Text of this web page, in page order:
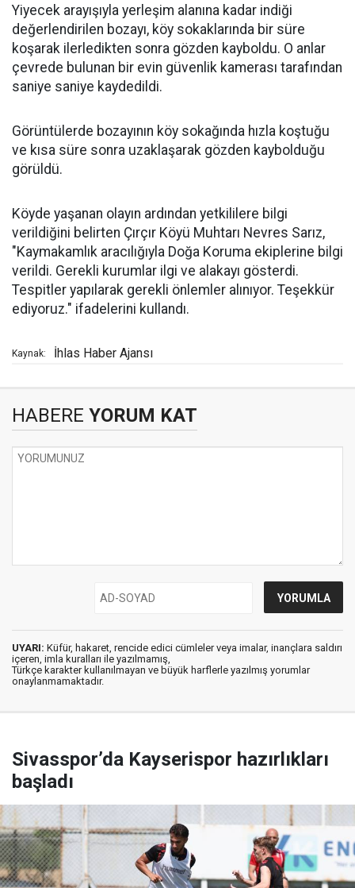
Yiyecek arayışıyla yerleşim alanına kadar indiği
değerlendirilen bozayı, köy sokaklarında bir süre
koşarak ilerledikten sonra gözden kayboldu. O anlar
çevrede bulunan bir evin güvenlik kamerası tarafından
saniye saniye kaydedildi.
Görüntülerde bozayının köy sokağında hızla koştuğu
ve kısa süre sonra uzaklaşarak gözden kaybolduğu
görüldü.
Köyde yaşanan olayın ardından yetkililere bilgi
verildiğini belirten Çırçır Köyü Muhtarı Nevres Sarız,
"Kaymakamlık aracılığıyla Doğa Koruma ekiplerine bilgi
verildi. Gerekli kurumlar ilgi ve alakayı gösterdi.
Tespitler yapılarak gerekli önlemler alınıyor. Teşekkür
ediyoruz." ifadelerini kullandı.
Kaynak: İhlas Haber Ajansı
HABERE YORUM KAT
UYARI: Küfür, hakaret, rencide edici cümleler veya imalar, inançlara saldırı
içeren, imla kuralları ile yazılmamış,
Türkçe karakter kullanılmayan ve büyük harflerle yazılmış yorumlar
onaylanmamaktadır.
Sivasspor’da Kayserispor hazırlıkları
başladı